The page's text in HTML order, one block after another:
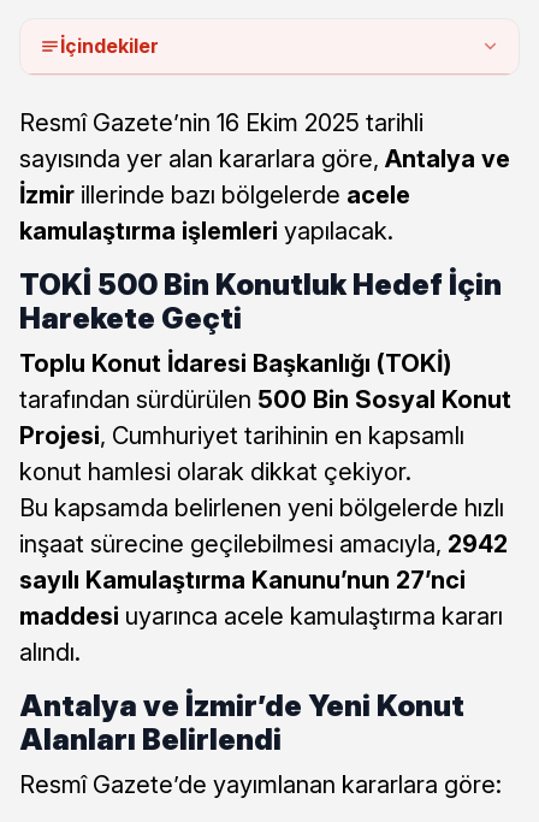
İçindekiler
Resmî Gazete’nin 16 Ekim 2025 tarihli
sayısında yer alan kararlara göre, Antalya ve
İzmir illerinde bazı bölgelerde acele
kamulaştırma işlemleri yapılacak.
TOKİ 500 Bin Konutluk Hedef İçin
Harekete Geçti
Toplu Konut İdaresi Başkanlığı (TOKİ)
tarafından sürdürülen 500 Bin Sosyal Konut
Projesi, Cumhuriyet tarihinin en kapsamlı
konut hamlesi olarak dikkat çekiyor.
Bu kapsamda belirlenen yeni bölgelerde hızlı
inşaat sürecine geçilebilmesi amacıyla, 2942
sayılı Kamulaştırma Kanunu’nun 27’nci
maddesi uyarınca acele kamulaştırma kararı
alındı.
Antalya ve İzmir’de Yeni Konut
Alanları Belirlendi
Resmî Gazete’de yayımlanan kararlara göre: